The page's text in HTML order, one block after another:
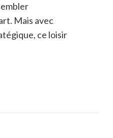
Mais avec
ce loisir